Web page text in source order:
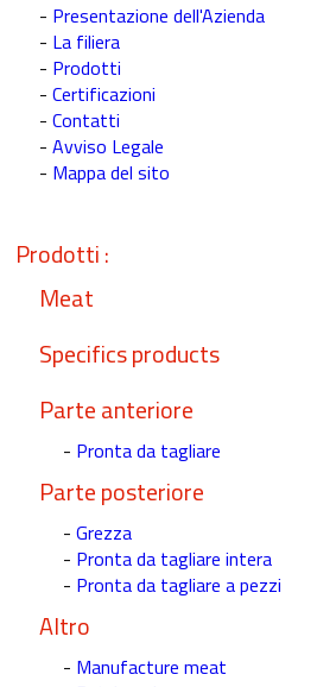
- Presentazione dell'Azienda
- La filiera
- Prodotti
- Certificazioni
- Contatti
- Avviso Legale
- Mappa del sito
Prodotti :
Meat
Specifics products
Parte anteriore
- Pronta da tagliare
Parte posteriore
- Grezza
- Pronta da tagliare intera
- Pronta da tagliare a pezzi
Altro
- Manufacture meat